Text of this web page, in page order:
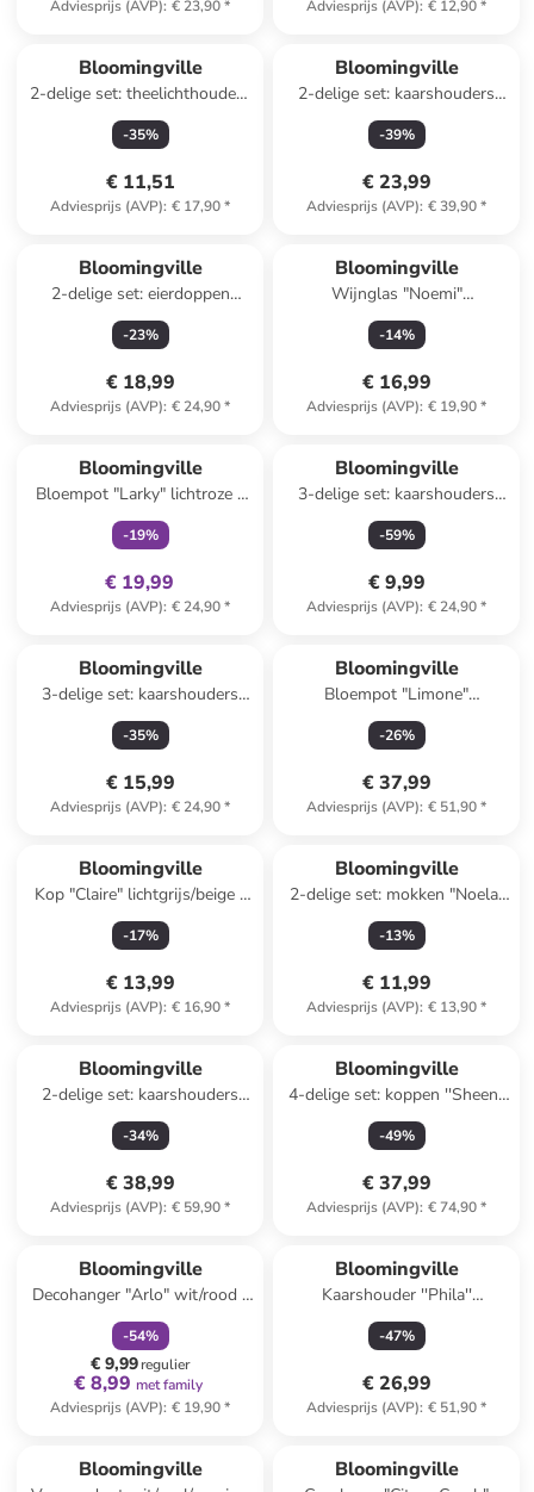
Adviesprijs (AVP): € 23,90* Adviesprijs (AVP): € 12,90*
Bloomingville
2-delige set: theelichthouders
"Rosslin" bruin
-35%
€ 11,51
Adviesprijs (AVP): € 17,90*
Bloomingville
2-delige set: kaarshouders
''Caty'' wit/lichtbruin
-39%
€ 23,99
Adviesprijs (AVP): € 39,90*
Bloomingville
2-delige set: eierdoppen
"Birdy" blauw/geel - (B)8 x
(H)8 cm
-23%
€ 18,99
Adviesprijs (AVP): € 24,90*
Bloomingville
Wijnglas "Noemi"
transparant/blauw - 220 ml
-14%
€ 16,99
Adviesprijs (AVP): € 19,90*
Bloomingville
Bloempot "Larky" lichtroze -
(H)16 x Ø 11 cm
-19%
€ 19,99
Adviesprijs (AVP): € 24,90*
Bloomingville
3-delige set: kaarshouders
bruin/lichtbruin/mosterdgeel -
(B)19 x (H)7 x (D)6cm
-59%
€ 9,99
Adviesprijs (AVP): € 24,90*
Bloomingville
3-delige set: kaarshouders
''Blanchard'' wit/bruin
-35%
€ 15,99
Adviesprijs (AVP): € 24,90*
Bloomingville
Bloempot "Limone"
crème/geel - (H)16 x Ø 16,5
cm
-26%
€ 37,99
Adviesprijs (AVP): € 51,90*
Bloomingville
Kop "Claire" lichtgrijs/beige -
450 ml
-17%
€ 13,99
Adviesprijs (AVP): € 16,90*
Bloomingville
2-delige set: mokken "Noela"
grijs/bruin - 350 ml
-13%
€ 11,99
Adviesprijs (AVP): € 13,90*
Bloomingville
2-delige set: kaarshouders
''Missy'' lichtblauw/beige
-34%
€ 38,99
Adviesprijs (AVP): € 59,90*
Bloomingville
4-delige set: koppen ''Sheen''
lichtbruin/turquoise - 400 ml
-49%
€ 37,99
Adviesprijs (AVP): € 74,90*
Bloomingville
Decohanger "Arlo" wit/rood -
(L)22 cm
-54%
€ 9,99regulier
€ 8,99 met family
Adviesprijs (AVP): € 19,90*
Bloomingville
Kaarshouder ''Phila''
wit/blauw - (H)17 x Ø 11 cm
-47%
€ 26,99
Adviesprijs (AVP): € 51,90*
Bloomingville Bloomingville